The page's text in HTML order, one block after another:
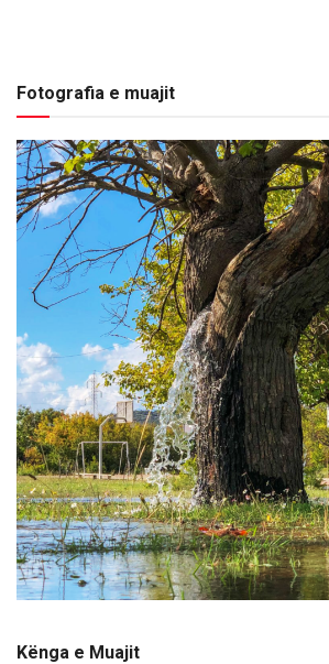
Fotografia e muajit
Kënga e Muajit